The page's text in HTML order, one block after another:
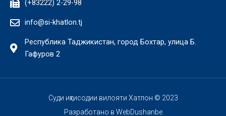
(+83222) 2-29-98
info@si-khatlon.tj
Республика Таджикистан, город Бохтар, улица Б.
Гафуров 2
Суди иқтисодии вилояти Хатлон © 2023
Разработано в WebDushanbe